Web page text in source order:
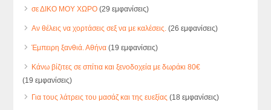
σε ΔΙΚΟ ΜΟΥ ΧΩΡΟ (29 εμφανίσεις)
Αν θέλεις να χορτάσεις σεξ να με καλέσεις. (26 εμφανίσεις)
Έμπειρη ξανθιά. Αθήνα (19 εμφανίσεις)
Κάνω βίζιτες σε σπίτια και ξενοδοχεία με δωράκι 80€
(19 εμφανίσεις)
Για τους λάτρεις του μασάζ και της ευεξίας (18 εμφανίσεις)